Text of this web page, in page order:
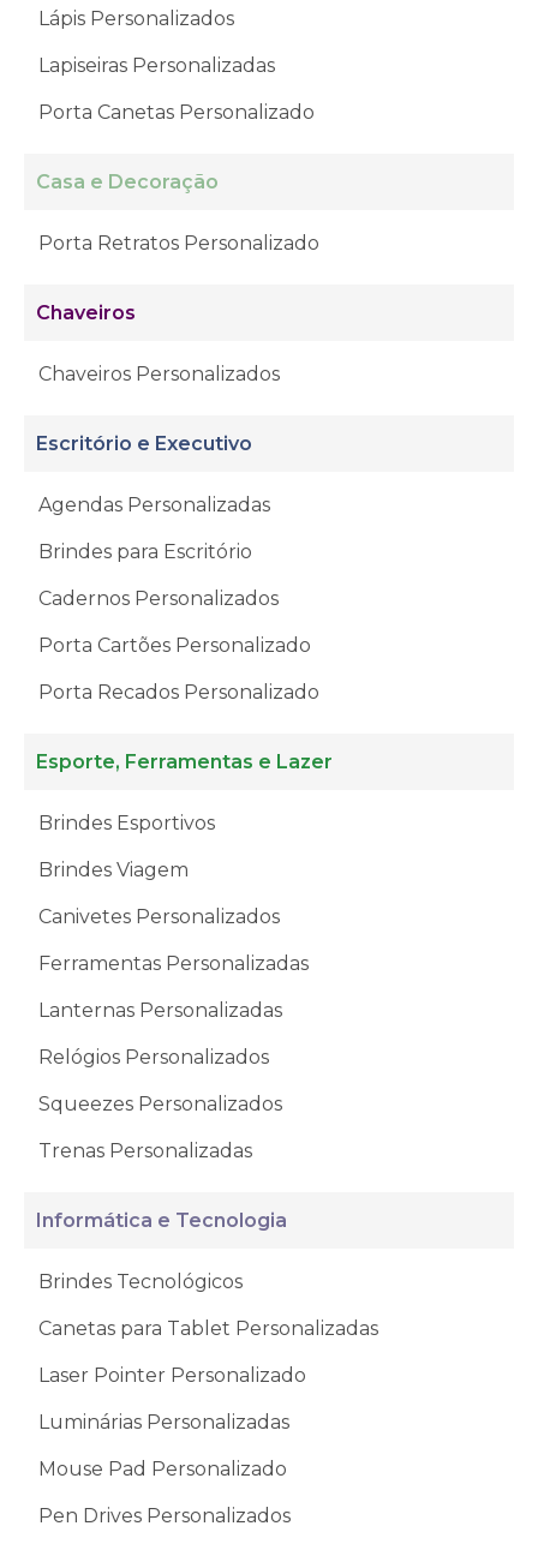
Lápis Personalizados
Lapiseiras Personalizadas
Porta Canetas Personalizado
Casa e Decoração
Porta Retratos Personalizado
Chaveiros
Chaveiros Personalizados
Escritório e Executivo
Agendas Personalizadas
Brindes para Escritório
Cadernos Personalizados
Porta Cartões Personalizado
Porta Recados Personalizado
Esporte, Ferramentas e Lazer
Brindes Esportivos
Brindes Viagem
Canivetes Personalizados
Ferramentas Personalizadas
Lanternas Personalizadas
Relógios Personalizados
Squeezes Personalizados
Trenas Personalizadas
Informática e Tecnologia
Brindes Tecnológicos
Canetas para Tablet Personalizadas
Laser Pointer Personalizado
Luminárias Personalizadas
Mouse Pad Personalizado
Pen Drives Personalizados